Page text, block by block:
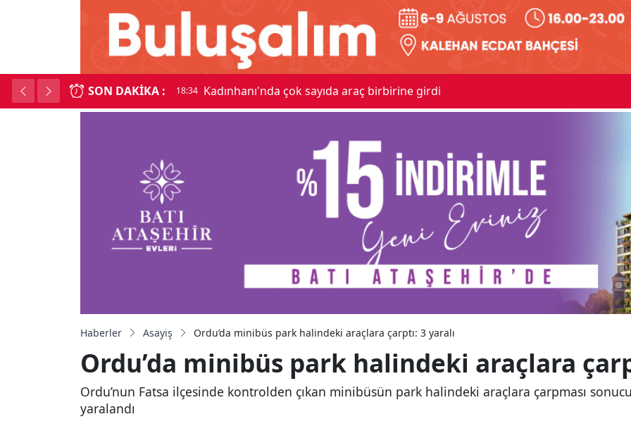
SON DAKIKA : 18:34 Kadınhanı'nda çok sayıda araç birbirine girdi
Haberler Asayiş Ordu’da minibüs park halindeki araçlara çarptı: 3 yaralı
Ordu’da minibüs park halindeki araçlara
Ordu’nun Fatsa ilçesinde kontrolden çıkan minibüsün park halindeki araçlara çarpması
yaralandı